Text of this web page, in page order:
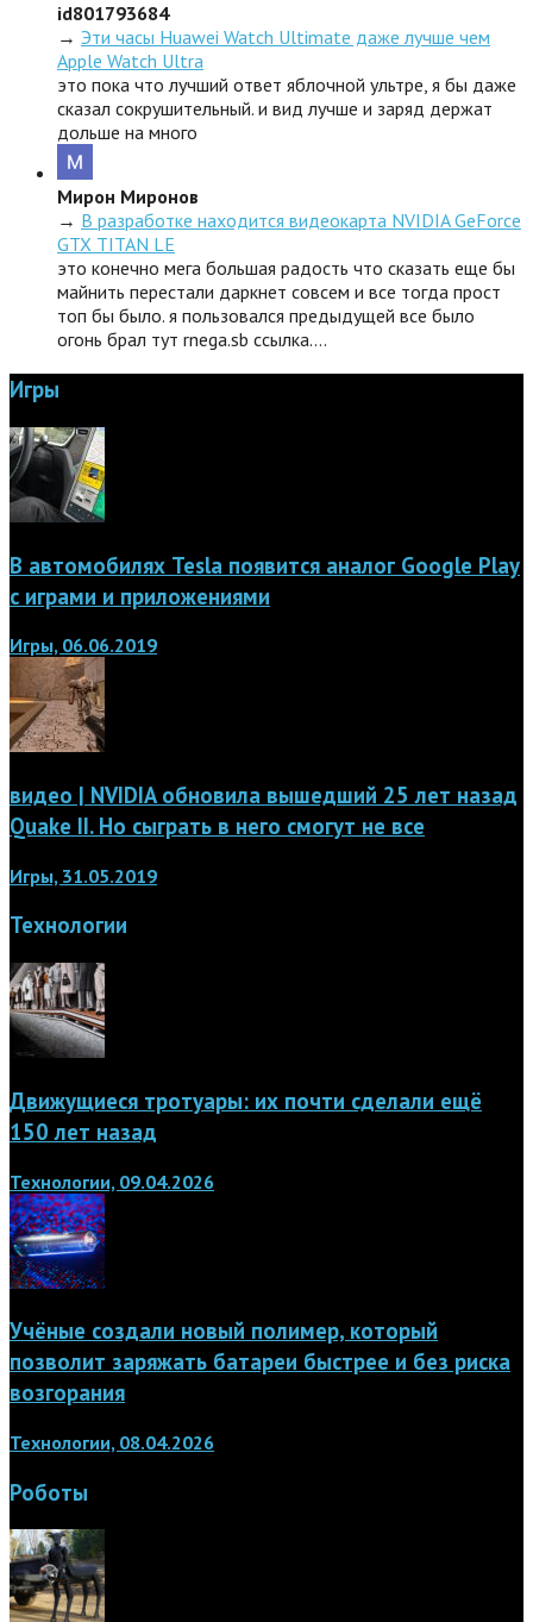
id801793684
→ Эти часы Huawei Watch Ultimate даже лучше чем
Apple Watch Ultra
это пока что лучший ответ яблочной ультре, я бы даже
сказал сокрушительный. и вид лучше и заряд держат
дольше на много
Мирон Миронов
→ В разработке находится видеокарта NVIDIA GeForce
GTX TITAN LE
это конечно мега большая радость что сказать еще бы
майнить перестали даркнет совсем и все тогда прост
топ бы было. я пользовался предыдущей все было
огонь брал тут rnega.sb ссылка.…
Игры
В автомобилях Tesla появится аналог Google Play
с играми и приложениями
Игры, 06.06.2019
видео | NVIDIA обновила вышедший 25 лет назад
Quake II. Но сыграть в него смогут не все
Игры, 31.05.2019
Технологии
Движущиеся тротуары: их почти сделали ещё
150 лет назад
Технологии, 09.04.2026
Учёные создали новый полимер, который
позволит заряжать батареи быстрее и без риска
возгорания
Технологии, 08.04.2026
Роботы